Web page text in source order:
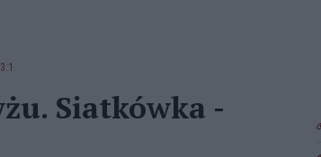
Siatkówka -